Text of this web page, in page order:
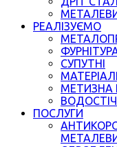
РЕАЛІЗУЄМО
СУПУТНІ
МЕТИЗНА
ПОСЛУГИ